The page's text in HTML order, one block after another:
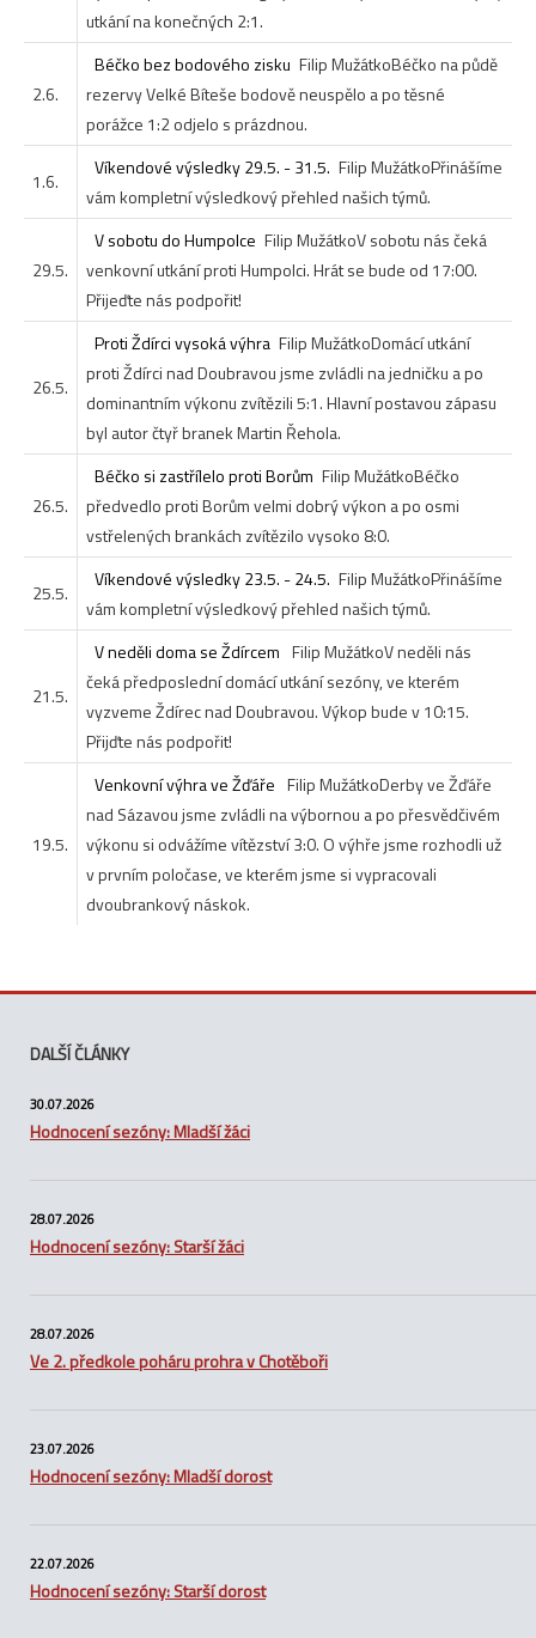
utkání na konečných 2:1.
2.6.
Béčko bez bodového zisku Filip MužátkoBéčko na půdě
rezervy Velké Bíteše bodově neuspělo a po těsné
porážce 1:2 odjelo s prázdnou.
1.6.
Víkendové výsledky 29.5. - 31.5. Filip MužátkoPřinášíme
vám kompletní výsledkový přehled našich týmů.
29.5.
V sobotu do Humpolce Filip MužátkoV sobotu nás čeká
venkovní utkání proti Humpolci. Hrát se bude od 17:00.
Přijeďte nás podpořit!
26.5.
Proti Ždírci vysoká výhra Filip MužátkoDomácí utkání
proti Ždírci nad Doubravou jsme zvládli na jedničku a po
dominantním výkonu zvítězili 5:1. Hlavní postavou zápasu
byl autor čtyř branek Martin Řehola.
26.5.
Béčko si zastřílelo proti Borům Filip MužátkoBéčko
předvedlo proti Borům velmi dobrý výkon a po osmi
vstřelených brankách zvítězilo vysoko 8:0.
25.5.
Víkendové výsledky 23.5. - 24.5. Filip MužátkoPřinášíme
vám kompletní výsledkový přehled našich týmů.
21.5.
V neděli doma se Ždírcem Filip MužátkoV neděli nás
čeká předposlední domácí utkání sezóny, ve kterém
vyzveme Ždírec nad Doubravou. Výkop bude v 10:15.
Přijďte nás podpořit!
19.5.
Venkovní výhra ve Žďáře Filip MužátkoDerby ve Žďáře
nad Sázavou jsme zvládli na výbornou a po přesvědčivém
výkonu si odvážíme vítězství 3:0. O výhře jsme rozhodli už
v prvním poločase, ve kterém jsme si vypracovali
dvoubrankový náskok.
DALŠÍ ČLÁNKY
30.07.2026
Hodnocení sezóny: Mladší žáci
28.07.2026
Hodnocení sezóny: Starší žáci
28.07.2026
Ve 2. předkole poháru prohra v Chotěboři
23.07.2026
Hodnocení sezóny: Mladší dorost
22.07.2026
Hodnocení sezóny: Starší dorost